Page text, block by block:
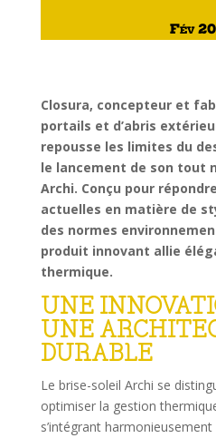
Fév
Closura, concepteur et
portails et d’abris
repousse les limites du
le lancement de son tout
Archi. Conçu pour
actuelles en matière de
des normes
produit innovant allie
thermique.
UNE
UNE
DURABLE
Le brise-soleil Archi se
optimiser la gestion
s’intégrant